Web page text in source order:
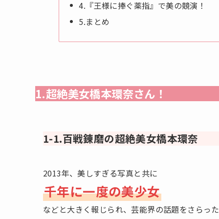
4.『王様に捧ぐ薬指』で美の競演！
5.まとめ
1.超絶美女橋本環奈さん！
1-1.百戦錬磨の超絶美女橋本環奈
2013年、美しすぎる写真と共に
千年に一度の美少女
などと大きく報じられ、芸能界の話題をさらった